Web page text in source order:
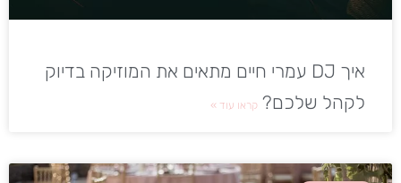
איך DJ עמרי חיים מתאים את המוזיקה בדיוק
לקהל שלכם? קראו עוד »